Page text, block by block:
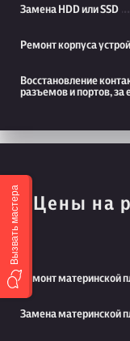
Замена HDD или SSD
Ремонт корпуса
Восстановление
разъемов и портов, за
Цены на
Ремонт материнской
Замена материнской
Вызвать мастера